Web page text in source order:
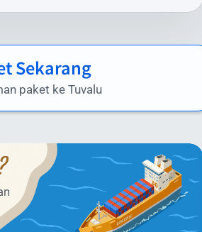
layanan. Berikut
Indonesia ke Tuvalu
kg
anda dapat melihat tabel
tarif pengiriman dari 1 sampai
Sekarang
paket ke Tuvalu